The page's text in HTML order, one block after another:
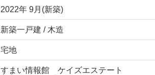
2022年 9月(新築)
新築一戸建 / 木造
宅地
すまい情報館 ケイズエステート